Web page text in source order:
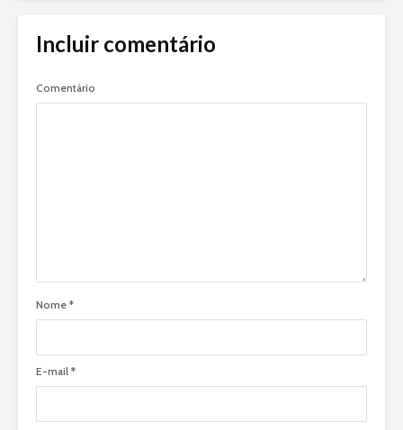
Incluir comentário
Comentário
Nome *
E-mail *